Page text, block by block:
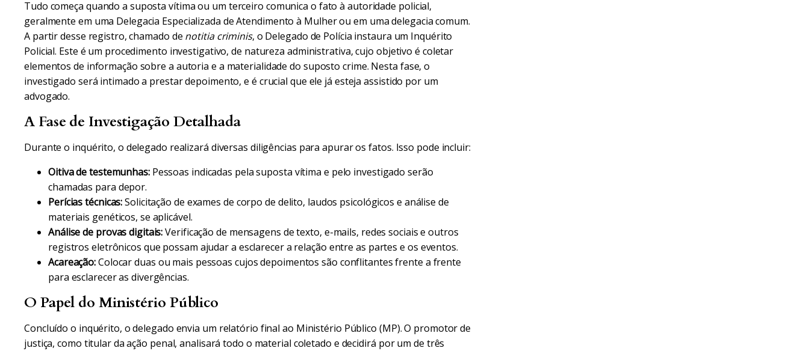
Tudo começa quando a suposta vítima ou um terceiro comunica o fato à autoridade policial,
geralmente em uma Delegacia Especializada de Atendimento à Mulher ou em uma delegacia comum.
A partir desse registro, chamado de notitia criminis, o Delegado de Polícia instaura um Inquérito
Policial. Este é um procedimento investigativo, de natureza administrativa, cujo objetivo é coletar
elementos de informação sobre a autoria e a materialidade do suposto crime. Nesta fase, o
investigado será intimado a prestar depoimento, e é crucial que ele já esteja assistido por um
advogado.
A Fase de Investigação Detalhada
Durante o inquérito, o delegado realizará diversas diligências para apurar os fatos. Isso pode incluir:
Oitiva de testemunhas:Pessoas indicadas pela suposta vítima e pelo investigado serão
chamadas para depor.
Perícias técnicas:Solicitação de exames de corpo de delito, laudos psicológicos e análise de
materiais genéticos, se aplicável.
Análise de provas digitais:Verificação de mensagens de texto, e-mails, redes sociais e outros
registros eletrônicos que possam ajudar a esclarecer a relação entre as partes e os eventos.
Acareação:Colocar duas ou mais pessoas cujos depoimentos são conflitantes frente a frente
para esclarecer as divergências.
O Papel do Ministério Público
Concluído o inquérito, o delegado envia um relatório final ao Ministério Público (MP). O promotor de
justiça, como titular da ação penal, analisará todo o material coletado e decidirá por um de três